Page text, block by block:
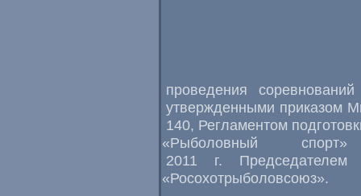
проведения
утвержденными приказом
140, Регламентом
«Рыболовный
2011 г. Председателем
«Росохотрыболовсоюз».